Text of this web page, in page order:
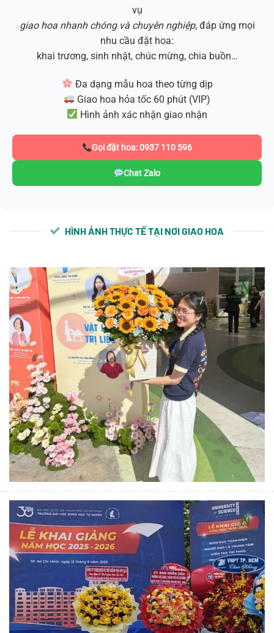
vụ
giao hoa nhanh chóng và chuyên nghiệp, đáp ứng mọi
nhu cầu đặt hoa:
khai trương, sinh nhật, chúc mừng, chia buồn…
Đa dạng mẫu hoa theo từng dịp
Giao hoa hỏa tốc 60 phút (VIP)
Hình ảnh xác nhận giao nhận
Gọi đặt hoa: 0937 110 596
Chat Zalo
HÌNH ẢNH THỰC TẾ TẠI NƠI GIAO HOA